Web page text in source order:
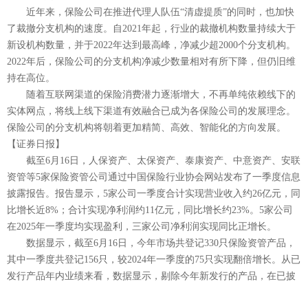
近年来，保险公司在推进代理人队伍“清虚提质”的同时，也加快
了裁撤分支机构的速度。自2021年起，行业的裁撤机构数量持续大于
新设机构数量，并于2022年达到最高峰，净减少超2000个分支机构。
2022年后，保险公司的分支机构净减少数量相对有所下降，但仍旧维
持在高位。
随着互联网渠道的保险消费潜力逐渐增大，不再单纯依赖线下的
实体网点，将线上线下渠道有效融合已成为各保险公司的发展理念。
保险公司的分支机构将朝着更加精简、高效、智能化的方向发展。
【证券日报】
截至6月16日，人保资产、太保资产、泰康资产、中意资产、安联
资管等5家保险资管公司通过中国保险行业协会网站发布了一季度信息
披露报告。报告显示，5家公司一季度合计实现营业收入约26亿元，同
比增长近8%；合计实现净利润约11亿元，同比增长约23%。5家公司
在2025年一季度均实现盈利，三家公司净利润实现同比正增长。
数据显示，截至6月16日，今年市场共登记330只保险资管产品，
其中一季度共登记156只，较2024年一季度的75只实现翻倍增长。从已
发行产品年内业绩来看，数据显示，剔除今年新发行的产品，在已披